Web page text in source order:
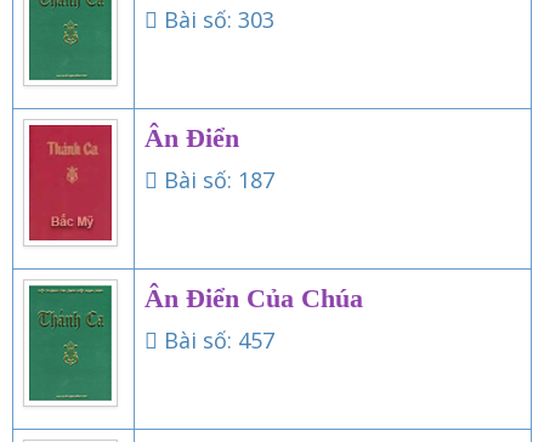
Bài số: 303
Ân Điển
Bài số: 187
Ân Điển Của Chúa
Bài số: 457